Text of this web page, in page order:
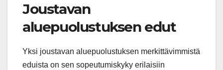
Joustavan
aluepuolustuksen edut
Yksi joustavan aluepuolustuksen merkittävimmistä
eduista on sen sopeutumiskyky erilaisiin